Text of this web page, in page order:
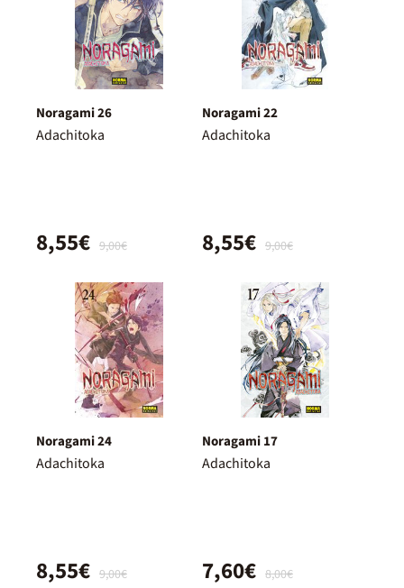
Noragami 26
Adachitoka
9,00€
8,55€
Noragami 22
Adachitoka
9,00€
8,55€
Noragami 24
Adachitoka
9,00€
8,55€
Noragami 17
Adachitoka
8,00€
7,60€